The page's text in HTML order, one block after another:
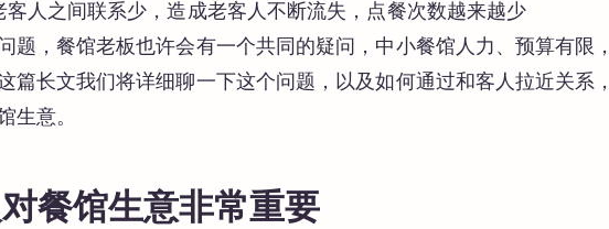
客人之间联系少，造成老客人不断流失，点餐次数越来越少
题，餐馆老板也许会有一个共同的疑问，中小餐馆人力、预算有限
篇长文我们将详细聊一下这个问题，以及如何通过和客人拉近关系
生意。
餐馆生意非常重要